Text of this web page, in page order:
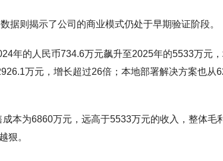
据则揭示了公司的商业模式仍处于早期验证阶段。
年的人民币734.6万元飙升至2025年的5533万元
万元，增长超过26倍；本地部署解决方案也从
本为6860万元，远高于5533万元的收入，整体毛
狠。